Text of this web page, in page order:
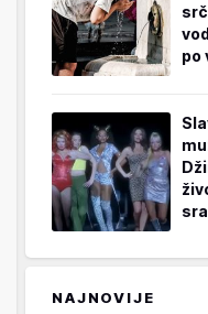
po
NAJNOVIJE